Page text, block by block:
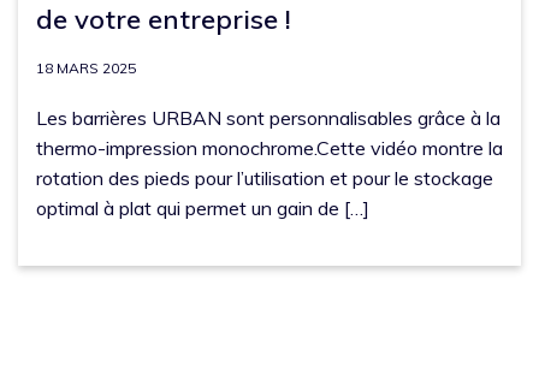
de votre entreprise !
18 MARS 2025
Les barrières URBAN sont personnalisables grâce à la
thermo-impression monochrome.Cette vidéo montre la
rotation des pieds pour l’utilisation et pour le stockage
optimal à plat qui permet un gain de […]